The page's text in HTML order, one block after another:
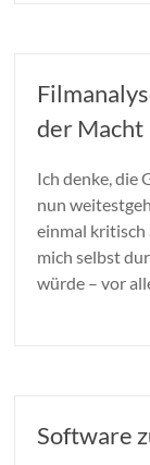
der Macht
Ich denke, die
nun
einmal kritisch
mich selbst
würde – vor
Software